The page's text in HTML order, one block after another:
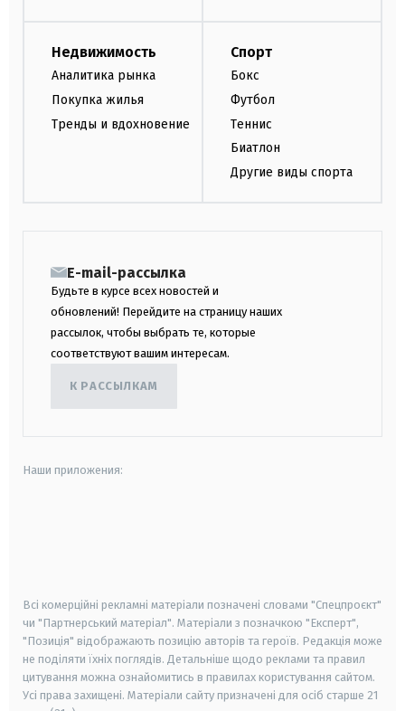
Недвижимость
Аналитика рынка
Покупка жилья
Тренды и вдохновение
Спорт
Бокс
Футбол
Теннис
Биатлон
Другие виды спорта
E-mail-рассылка
Будьте в курсе всех новостей и
обновлений! Перейдите на страницу наших
рассылок, чтобы выбрать те, которые
соответствуют вашим интересам.
К РАССЫЛКАМ
Наши приложения:
Всі комерційні рекламні матеріали позначені словами "Спецпроєкт"
чи "Партнерський матеріал". Матеріали з позначкою "Експерт",
"Позиція" відображають позицію авторів та героїв. Редакція може
не поділяти їхніх поглядів. Детальніше щодо реклами та правил
цитування можна ознайомитись в правилах користування сайтом.
Усі права захищені. Матеріали сайту призначені для осіб старше 21